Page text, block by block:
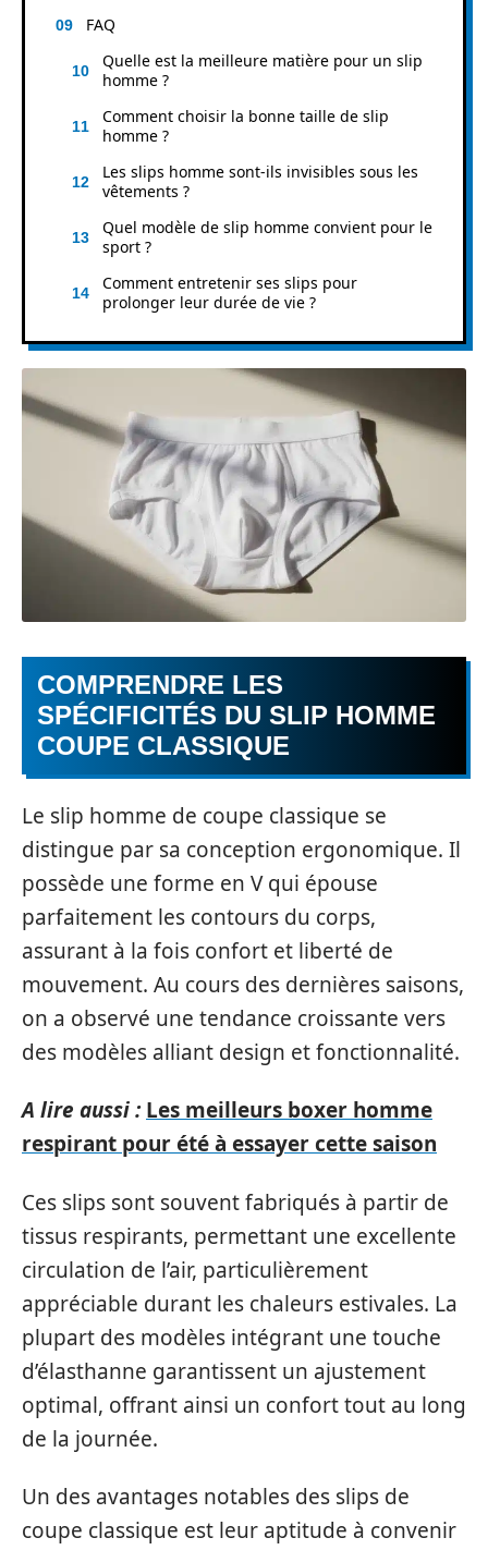
FAQ
Quelle est la meilleure matière pour un slip
homme ?
Comment choisir la bonne taille de slip
homme ?
Les slips homme sont-ils invisibles sous les
vêtements ?
Quel modèle de slip homme convient pour le
sport ?
Comment entretenir ses slips pour
prolonger leur durée de vie ?
COMPRENDRE LES
SPÉCIFICITÉS DU SLIP HOMME
COUPE CLASSIQUE
Le slip homme de coupe classique se
distingue par sa conception ergonomique. Il
possède une forme en V qui épouse
parfaitement les contours du corps,
assurant à la fois confort et liberté de
mouvement. Au cours des dernières saisons,
on a observé une tendance croissante vers
des modèles alliant design et fonctionnalité.
A lire aussi : Les meilleurs boxer homme
respirant pour été à essayer cette saison
Ces slips sont souvent fabriqués à partir de
tissus respirants, permettant une excellente
circulation de l’air, particulièrement
appréciable durant les chaleurs estivales. La
plupart des modèles intégrant une touche
d’élasthanne garantissent un ajustement
optimal, offrant ainsi un confort tout au long
de la journée.
Un des avantages notables des slips de
coupe classique est leur aptitude à convenir